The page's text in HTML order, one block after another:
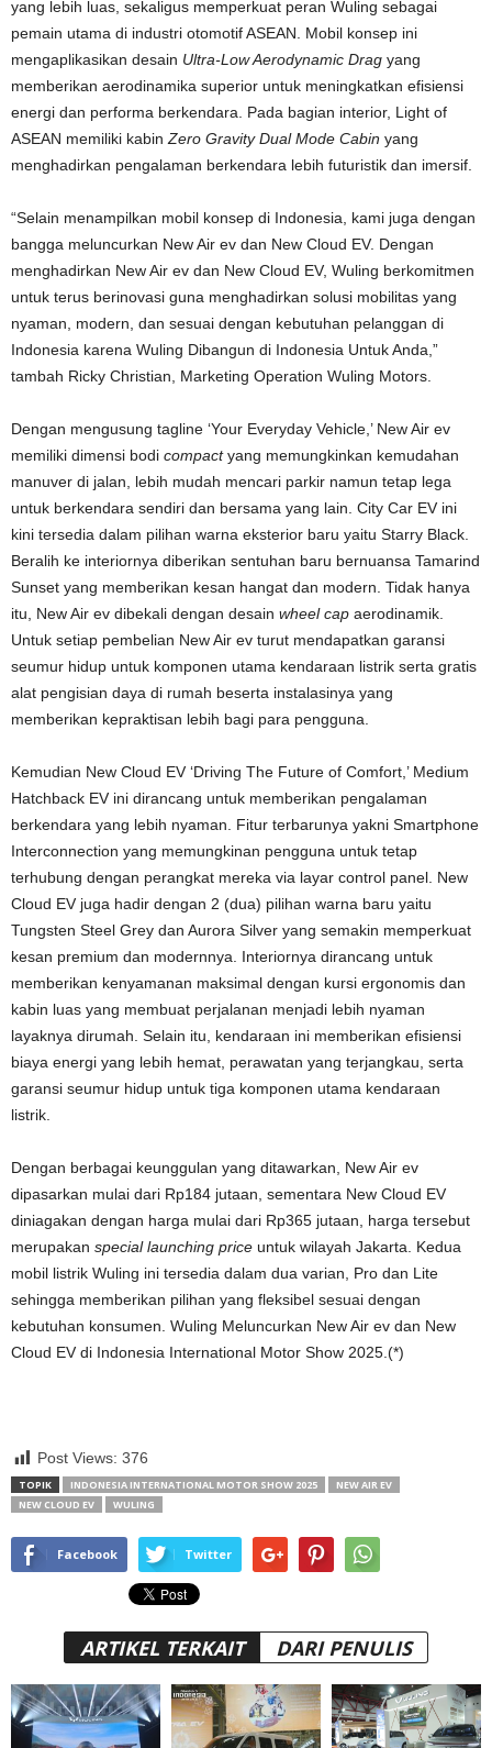
yang lebih luas, sekaligus memperkuat peran Wuling sebagai
pemain utama di industri otomotif ASEAN. Mobil konsep ini
mengaplikasikan desain Ultra-Low Aerodynamic Drag yang
memberikan aerodinamika superior untuk meningkatkan efisiensi
energi dan performa berkendara. Pada bagian interior, Light of
ASEAN memiliki kabinZero Gravity Dual Mode Cabin yang
menghadirkan pengalaman berkendara lebih futuristik dan imersif.
“Selain menampilkan mobil konsep di Indonesia, kami juga dengan
bangga meluncurkan New Air ev dan New Cloud EV. Dengan
menghadirkan New Air ev dan New Cloud EV, Wuling berkomitmen
untuk terus berinovasi guna menghadirkan solusi mobilitas yang
nyaman, modern, dan sesuai dengan kebutuhan pelanggan di
Indonesia karena Wuling Dibangun di Indonesia Untuk Anda,”
tambah Ricky Christian, Marketing Operation Wuling Motors.
Dengan mengusung tagline ‘Your Everyday Vehicle,’ New Air ev
memiliki dimensi bodi compactyang memungkinkan kemudahan
manuver di jalan, lebih mudah mencari parkir namun tetap lega
untuk berkendara sendiri dan bersama yang lain. City Car EV ini
kini tersedia dalam pilihan warna eksterior baru yaitu Starry Black.
Beralih ke interiornya diberikan sentuhan baru bernuansa Tamarind
Sunset yang memberikan kesan hangat dan modern. Tidak hanya
itu, New Air ev dibekali dengan desain wheel cap aerodinamik.
Untuk setiap pembelian New Air ev turut mendapatkan garansi
seumur hidup untuk komponen utama kendaraan listrik serta gratis
alat pengisian daya di rumah beserta instalasinya yang
memberikan kepraktisan lebih bagi para pengguna.
Kemudian New Cloud EV ‘Driving The Future of Comfort,’ Medium
Hatchback EV ini dirancang untuk memberikan pengalaman
berkendara yang lebih nyaman. Fitur terbarunya yakni Smartphone
Interconnection yang memungkinan pengguna untuk tetap
terhubung dengan perangkat mereka via layar control panel. New
Cloud EV juga hadir dengan 2 (dua) pilihan warna baru yaitu
Tungsten Steel Grey dan Aurora Silver yang semakin memperkuat
kesan premium dan modernnya. Interiornya dirancang untuk
memberikan kenyamanan maksimal dengan kursi ergonomis dan
kabin luas yang membuat perjalanan menjadi lebih nyaman
layaknya dirumah. Selain itu, kendaraan ini memberikan efisiensi
biaya energi yang lebih hemat, perawatan yang terjangkau, serta
garansi seumur hidup untuk tiga komponen utama kendaraan
listrik.
Dengan berbagai keunggulan yang ditawarkan, New Air ev
dipasarkan mulai dari Rp184 jutaan, sementara New Cloud EV
diniagakan dengan harga mulai dari Rp365 jutaan, harga tersebut
merupakan special launching price untuk wilayah Jakarta. Kedua
mobil listrik Wuling ini tersedia dalam dua varian, Pro dan Lite
sehingga memberikan pilihan yang fleksibel sesuai dengan
kebutuhan konsumen. Wuling Meluncurkan New Air ev dan New
Cloud EV di Indonesia International Motor Show 2025.(*)
Post Views: 376
TOPIK INDONESIA INTERNATIONAL MOTOR SHOW 2025
NEW AIR EV
NEW CLOUD EV
WULING
Facebook Twitter
ARTIKEL TERKAIT DARI PENULIS